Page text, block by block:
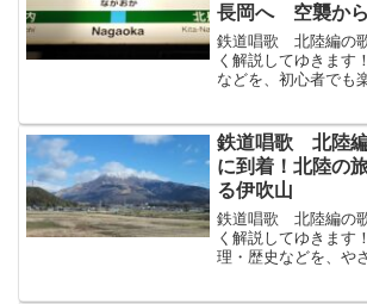
長岡へ 空襲か
の街｣
鉄道唱歌 北陸編の
く解説してゆきます
などを、初心者でも
みやうちすぎて長岡
名たゝる繁花はんか
鉄道唱歌 北陸
に到着！北陸の
る伊吹山
鉄道唱歌 北陸編の
く解説してゆきます
理・歴史などを、や